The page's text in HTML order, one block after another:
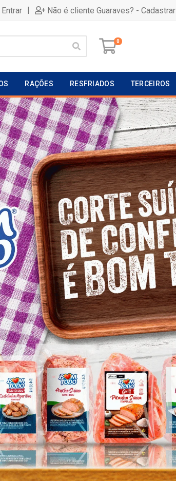
| Não é cliente Guaraves? - Cadastrar
0
RAÇÕES RESFRIADOS TERCEIROS